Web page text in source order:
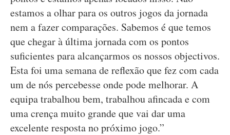
estamos a olhar para os outros jogos da jornada
nem a fazer comparações. Sabemos é que temos
que chegar à última jornada com os pontos
suficientes para alcançarmos os nossos objectivos.
Esta foi uma semana de reflexão que fez com cada
um de nós percebesse onde pode melhorar. A
equipa trabalhou bem, trabalhou afincada e com
uma crença muito grande que vai dar uma
excelente resposta no próximo jogo.”